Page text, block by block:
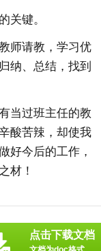
关键。
师请教，学习优
纳、总结，找到
当过班主任的教
酸苦辣，却使我
好今后的工作，
材！
点击下载文档